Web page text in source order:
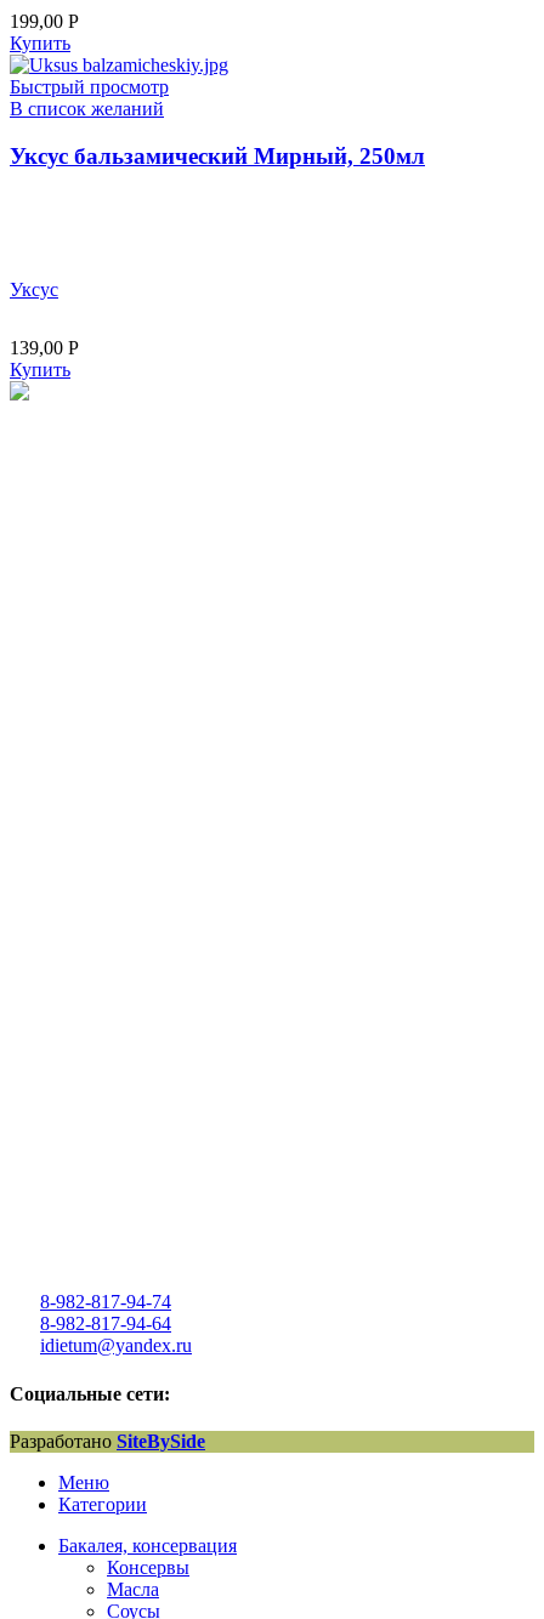
199,00 Р
Купить
Быстрый просмотр
В список желаний
Уксус бальзамический Мирный, 250мл
Уксус
139,00 Р
Купить
8-982-817-94-74
8-982-817-94-64
idietum@yandex.ru
Социальные сети:
Разработано SiteBySide
Меню
Категории
Бакалея, консервация
Консервы
Масла
Соусы